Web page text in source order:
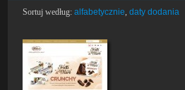
Sortuj według:alfabetycznie,daty dodania